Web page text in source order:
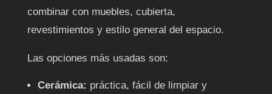
combinar con muebles, cubierta,
revestimientos y estilo general del espacio.
Las opciones más usadas son:
Cerámica: práctica, fácil de limpiar y